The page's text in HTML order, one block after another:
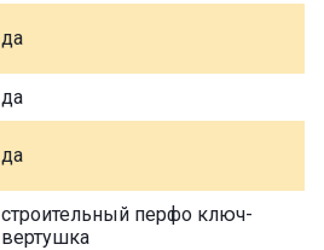
да
да
да
строительный перфо ключ-
вертушка